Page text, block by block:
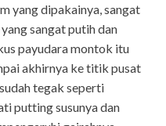
yang dipakainya, sangat
sangat putih dan
payudara montok itu
akhirnya ke titik pusat
tegak seperti
putting susunya dan